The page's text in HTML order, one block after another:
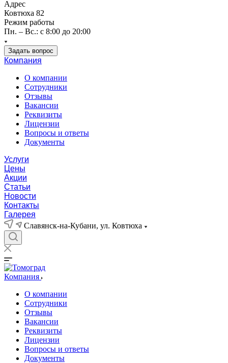
Адрес
Ковтюха 82
Режим работы
Пн. – Вс.: с 8:00 до 20:00
Задать вопрос
Компания
О компании
Сотрудники
Отзывы
Вакансии
Реквизиты
Лицензии
Вопросы и ответы
Документы
Услуги
Цены
Акции
Статьи
Новости
Контакты
Галерея
Славянск-на-Кубани, ул. Ковтюха
Компания
О компании
Сотрудники
Отзывы
Вакансии
Реквизиты
Лицензии
Вопросы и ответы
Документы